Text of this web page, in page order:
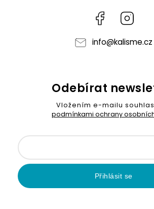
Facebook
info@kalisme.cz
Odebírat
Vložením e-mailu
podmínkami ochrany
Přihlásit se